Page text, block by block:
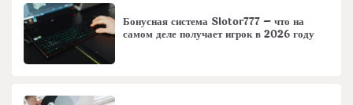
Бонусная система Slotor777 – что на
самом деле получает игрок в 2026 году